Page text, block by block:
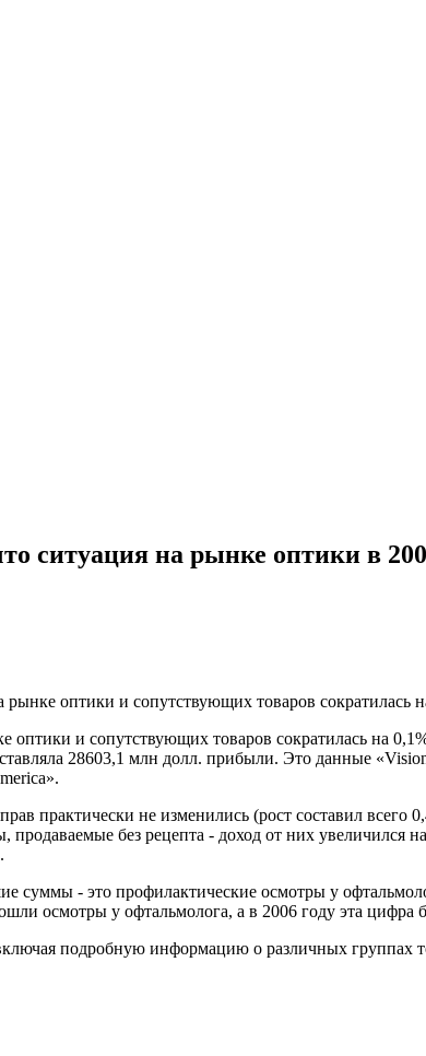
ситуация на рынке оптики в
оптики и сопутствующих товаров сократилась
и сопутствующих товаров сократилась на
28603,1 млн долл. прибыли. Это данные
практически не изменились (рост составил
продаваемые без рецепта - доход от них увеличился
суммы - это профилактические осмотры у
осмотры у офтальмолога, а в 2006 году эта
подробную информацию о различных группах